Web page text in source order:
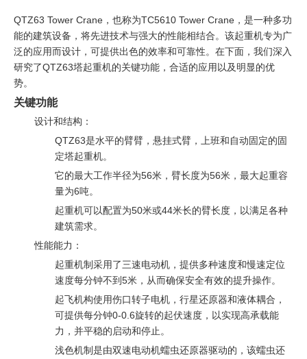
QTZ63 Tower Crane，也称为TC5610 Tower Crane，是一种多功
能的建筑设备，将先进技术与强大的性能相结合。该起重机专为广
泛的应用而设计，可提供出色的效率和可靠性。在下面，我们深入
研究了QTZ63塔起重机的关键功能，合适的应用以及明显的优
势。
关键功能
设计和结构：
QTZ63是水平的臂臂，悬挂式臂，上班和自动固定的固
定塔起重机。
它的最大工作半径为56米，臂长度为56米，最大起重容
量为6吨。
起重机可以配置为50米或44米长的臂长度，以满足各种
建筑需求。
性能能力：
起重机制采用了三速电动机，提供多种速度和慢速定位
速度每分钟不到5米，从而确保安全有效的提升操作。
起飞机构使用伤口转子电机，行星还原器和液体耦合，
可提供每分钟0-0.6旋转的起伏速度，以实现高承载能
力，并平稳的启动和停止。
浅色机制是由双速电动机蠕虫还原器驱动的，该蠕虫还